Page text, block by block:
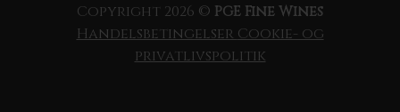
Copyright 2026 © PGE Fine Wines
Handelsbetingelser Cookie- og
privatlivspolitik